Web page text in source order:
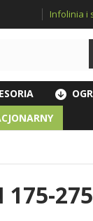
Infolinia i
175-